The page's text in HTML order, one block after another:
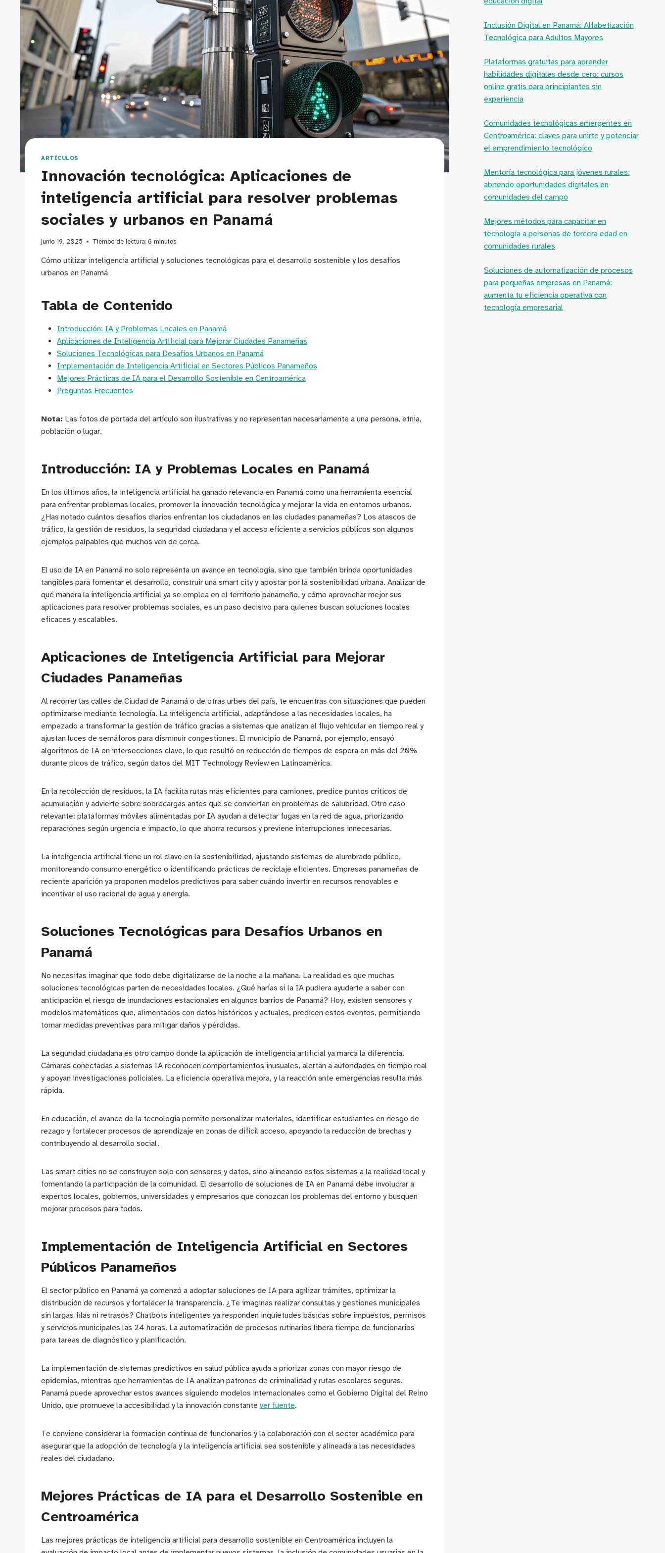
ARTÍCULOS
Innovación tecnológica: Aplicaciones de
inteligencia artificial para resolver problemas
sociales y urbanos en Panamá
junio 19, 2025 Tiempo de lectura: 6 minutos
Cómo utilizar inteligencia artificial y soluciones tecnológicas para el desarrollo sostenible y los desafíos
urbanos en Panamá
Tabla de Contenido
Introducción: IA y Problemas Locales en Panamá
Aplicaciones de Inteligencia Artificial para Mejorar Ciudades Panameñas
Soluciones Tecnológicas para Desafíos Urbanos en Panamá
Implementación de Inteligencia Artificial en Sectores Públicos Panameños
Mejores Prácticas de IA para el Desarrollo Sostenible en Centroamérica
Preguntas Frecuentes
Nota: Las fotos de portada del artículo son ilustrativas y no representan necesariamente a una persona, etnia,
población o lugar.
Introducción: IA y Problemas Locales en Panamá
En los últimos años, la inteligencia artificial ha ganado relevancia en Panamá como una herramienta esencial
para enfrentar problemas locales, promover la innovación tecnológica y mejorar la vida en entornos urbanos.
¿Has notado cuántos desafíos diarios enfrentan los ciudadanos en las ciudades panameñas? Los atascos de
tráfico, la gestión de residuos, la seguridad ciudadana y el acceso eficiente a servicios públicos son algunos
ejemplos palpables que muchos ven de cerca.
El uso de IA en Panamá no solo representa un avance en tecnología, sino que también brinda oportunidades
tangibles para fomentar el desarrollo, construir una smart city y apostar por la sostenibilidad urbana. Analizar de
qué manera la inteligencia artificial ya se emplea en el territorio panameño, y cómo aprovechar mejor sus
aplicaciones para resolver problemas sociales, es un paso decisivo para quienes buscan soluciones locales
eficaces y escalables.
Aplicaciones de Inteligencia Artificial para Mejorar
Ciudades Panameñas
Al recorrer las calles de Ciudad de Panamá o de otras urbes del país, te encuentras con situaciones que pueden
optimizarse mediante tecnología. La inteligencia artificial, adaptándose a las necesidades locales, ha
empezado a transformar la gestión de tráfico gracias a sistemas que analizan el flujo vehicular en tiempo real y
ajustan luces de semáforos para disminuir congestiones. El municipio de Panamá, por ejemplo, ensayó
algoritmos de IA en intersecciones clave, lo que resultó en reducción de tiempos de espera en más del 20%
durante picos de tráfico, según datos del MIT Technology Review en Latinoamérica.
En la recolección de residuos, la IA facilita rutas más eficientes para camiones, predice puntos críticos de
acumulación y advierte sobre sobrecargas antes que se conviertan en problemas de salubridad. Otro caso
relevante: plataformas móviles alimentadas por IA ayudan a detectar fugas en la red de agua, priorizando
reparaciones según urgencia e impacto, lo que ahorra recursos y previene interrupciones innecesarias.
La inteligencia artificial tiene un rol clave en la sostenibilidad, ajustando sistemas de alumbrado público,
monitoreando consumo energético o identificando prácticas de reciclaje eficientes. Empresas panameñas de
reciente aparición ya proponen modelos predictivos para saber cuándo invertir en recursos renovables e
incentivar el uso racional de agua y energía.
Soluciones Tecnológicas para Desafíos Urbanos en
Panamá
No necesitas imaginar que todo debe digitalizarse de la noche a la mañana. La realidad es que muchas
soluciones tecnológicas parten de necesidades locales. ¿Qué harías si la IA pudiera ayudarte a saber con
anticipación el riesgo de inundaciones estacionales en algunos barrios de Panamá? Hoy, existen sensores y
modelos matemáticos que, alimentados con datos históricos y actuales, predicen estos eventos, permitiendo
tomar medidas preventivas para mitigar daños y pérdidas.
La seguridad ciudadana es otro campo donde la aplicación de inteligencia artificial ya marca la diferencia.
Cámaras conectadas a sistemas IA reconocen comportamientos inusuales, alertan a autoridades en tiempo real
y apoyan investigaciones policiales. La eficiencia operativa mejora, y la reacción ante emergencias resulta más
rápida.
En educación, el avance de la tecnología permite personalizar materiales, identificar estudiantes en riesgo de
rezago y fortalecer procesos de aprendizaje en zonas de difícil acceso, apoyando la reducción de brechas y
contribuyendo al desarrollo social.
Las smart cities no se construyen solo con sensores y datos, sino alineando estos sistemas a la realidad local y
fomentando la participación de la comunidad. El desarrollo de soluciones de IA en Panamá debe involucrar a
expertos locales, gobiernos, universidades y empresarios que conozcan los problemas del entorno y busquen
mejorar procesos para todos.
Implementación de Inteligencia Artificial en Sectores
Públicos Panameños
El sector público en Panamá ya comenzó a adoptar soluciones de IA para agilizar trámites, optimizar la
distribución de recursos y fortalecer la transparencia. ¿Te imaginas realizar consultas y gestiones municipales
sin largas filas ni retrasos? Chatbots inteligentes ya responden inquietudes básicas sobre impuestos, permisos
y servicios municipales las 24 horas. La automatización de procesos rutinarios libera tiempo de funcionarios
para tareas de diagnóstico y planificación.
La implementación de sistemas predictivos en salud pública ayuda a priorizar zonas con mayor riesgo de
epidemias, mientras que herramientas de IA analizan patrones de criminalidad y rutas escolares seguras.
Panamá puede aprovechar estos avances siguiendo modelos internacionales como el Gobierno Digital del Reino
Unido, que promueve la accesibilidad y la innovación constante ver fuente.
Te conviene considerar la formación continua de funcionarios y la colaboración con el sector académico para
asegurar que la adopción de tecnología y la inteligencia artificial sea sostenible y alineada a las necesidades
reales del ciudadano.
Mejores Prácticas de IA para el Desarrollo Sostenible en
Centroamérica
Las mejores prácticas de inteligencia artificial para desarrollo sostenible en Centroamérica incluyen la
Inclusión Digital en Panamá: Alfabetización
Tecnológica para Adultos Mayores
Plataformas gratuitas para aprender
habilidades digitales desde cero: cursos
online gratis para principiantes sin
experiencia
Comunidades tecnológicas emergentes en
Centroamérica: claves para unirte y potenciar
el emprendimiento tecnológico
Mentoría tecnológica para jóvenes rurales:
abriendo oportunidades digitales en
comunidades del campo
Mejores métodos para capacitar en
tecnología a personas de tercera edad en
comunidades rurales
Soluciones de automatización de procesos
para pequeñas empresas en Panamá:
aumenta tu eficiencia operativa con
tecnología empresarial